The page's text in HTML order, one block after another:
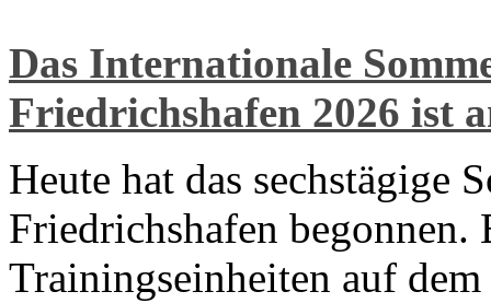
Das Internationale
Friedrichshafen 2026 ist
Heute hat das sechstägige
Friedrichshafen begonnen.
Trainingseinheiten auf